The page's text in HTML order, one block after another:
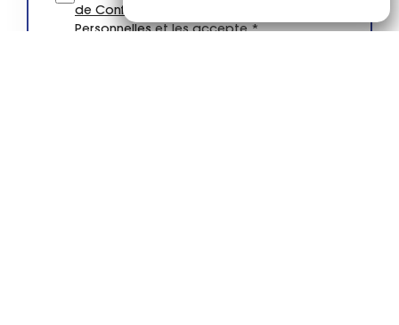
de Confidentialité Des Données
Personnelleset les accepte.*